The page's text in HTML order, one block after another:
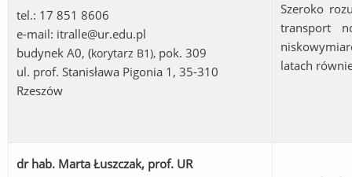
tel.: 17 851 8606
e-mail: itralle@ur.edu.pl
budynek A0, (korytarz B1), pok. 309
ul. prof. Stanisława Pigonia 1, 35-310
Rzeszów
Szeroko
transport
latach
dr hab. Marta Łuszczak, prof. UR